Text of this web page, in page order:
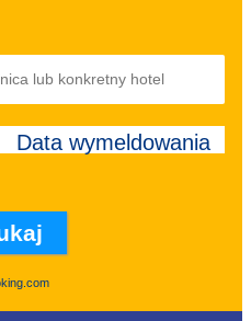
Data wymeldowania